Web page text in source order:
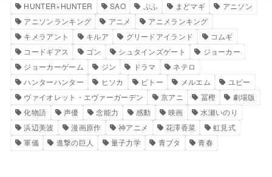
HUNTER×HUNTER SAO ぷふ まどマギ
アニソン
アニソンランキング
アニメ
アニメランキング
キメラアント
キルア グリードアイランド
コムギ
コードギアス
ゴン シュタインズゲート
ジョーカー
ジョーカーゲーム
ジン ドラマ
ネテロ
ハンターハンター
ヒソカ ピトー メルエム
ユピー
ヴァイオレット・エヴァーガーデン
京アニ 冨樫
劇場版
化物語
声優 念能力 感動 映画
水瀬いのり
浜辺美波
漫画原作 神アニメ 花澤香菜
虹見式
軍儀
進撃の巨人 量子力学 青ブタ 青春